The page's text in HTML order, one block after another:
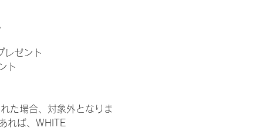
レゼント
ト
た場合、対象外となりま
れば、WHITE